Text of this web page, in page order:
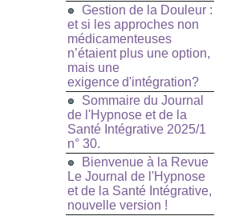
Gestion de la Douleur :
et si les approches non
médicamenteuses
n’étaient plus une option,
mais une
exigence d'intégration?
Sommaire du Journal
de l'Hypnose et de la
Santé Intégrative 2025/1
n° 30.
Bienvenue à la Revue
Le Journal de l'Hypnose
et de la Santé Intégrative,
nouvelle version !